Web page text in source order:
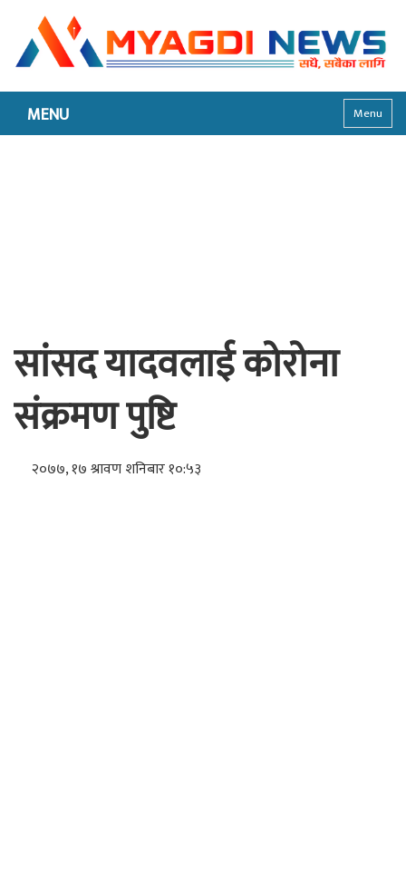
MENU Menu
सांसद यादवलाई कोरोना
संक्रमण पुष्टि
२०७७, १७ श्रावण शनिबार १०:५३